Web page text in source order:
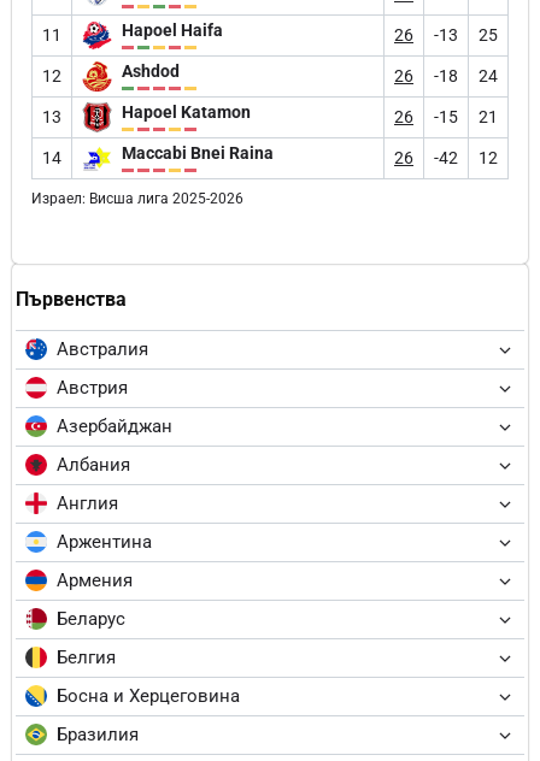
Първенства
Австралия
Австрия
Азербайджан
Албания
Англия
Аржентина
Армения
Беларус
Белгия
Босна и Херцеговина
Бразилия
11 Hapoel Haifa 26 -13 25
12 Ashdod 26 -18 24
13 Hapoel Katamon 26 -15 21
14 Maccabi Bnei Raina 26 -42 12
Израел: Висша лига 2025-2026